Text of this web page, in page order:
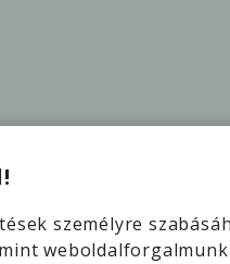
személyre
weboldalforgalmunk